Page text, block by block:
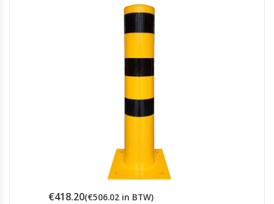
€418.20(€506.02 in BTW)